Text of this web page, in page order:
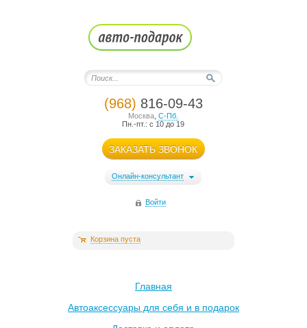
(968) 816-09-43
Москва ,С-Пб.
Пн.-пт.: с 10 до 19
ЗАКАЗАТЬ ЗВОНОК
Онлайн-консультант
Войти
Корзина пуста
Главная
Автоаксессуары для себя и в подарок